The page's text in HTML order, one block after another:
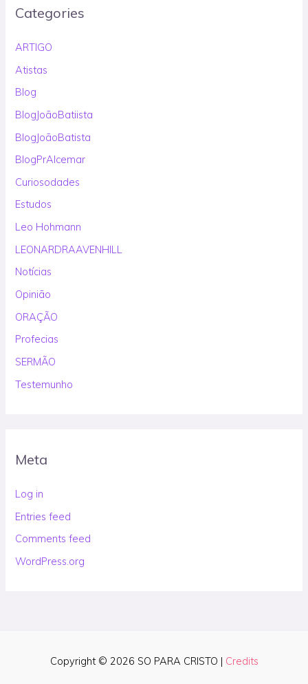
Categories
ARTIGO
Atistas
Blog
BlogJoãoBatiista
BlogJoãoBatista
BlogPrAlcemar
Curiosodades
Estudos
Leo Hohmann
LEONARDRAAVENHILL
Notícias
Opinião
ORAÇÃO
Profecias
SERMÃO
Testemunho
Meta
Log in
Entries feed
Comments feed
WordPress.org
Copyright © 2026 SO PARA CRISTO | Credits